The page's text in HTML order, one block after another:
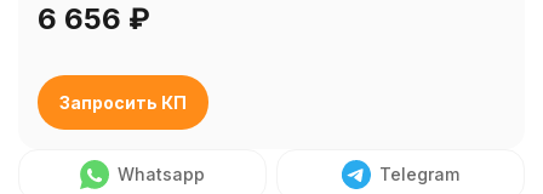
6 656 ₽
Запросить КП
Whatsapp Telegram